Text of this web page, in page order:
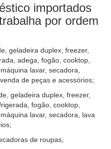
importados
por ordem
geladeira duplex, freezer,
adega, fogão, cooktop,
lavar, secadora,
de peças e acessórios;
geladeira duplex, freezer,
fogão, cooktop,
lavar, secadora, lava
de roupas;